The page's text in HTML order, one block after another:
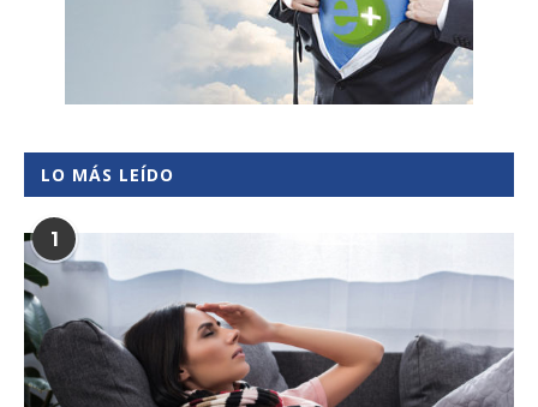
LO MÁS LEÍDO
1